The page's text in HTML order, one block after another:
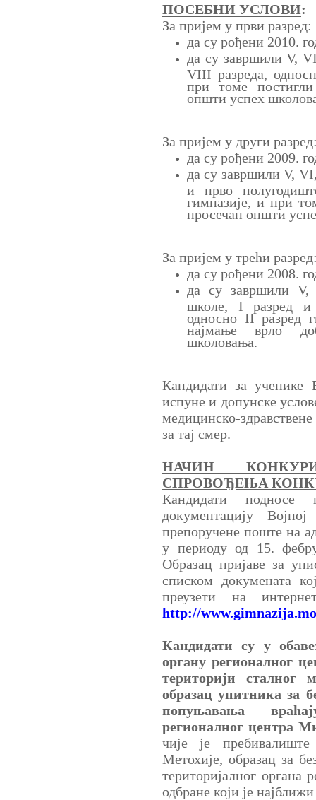
ПОСЕБНИ УСЛОВИ:
За пријем у први разред:
да су рођени 2010.
да су завршили V,
VIII разреда,
при томе
општи успех
За пријем у други
да су рођени 2009.
да су завршили V,
и прво
гимназије, и при
просечан општи
За пријем у трећи
да су рођени 2008.
да су завршили
школе, I разред и
односно II разред
најмање врло
школовања.
Кандидати за ученике
испуне и допунске
медицинско-
за тај смер.
НАЧИН
СПРОВОЂЕЊА
Кандидати
документацију
препоручене поште на
у периоду од 15.
Образац пријаве за
списком докумената
преузети на
http://
Кандидати су у
органу регионалног
територији сталног
образац упитника за
попуњавања
регионалног центра
чије је
Метохије, образац за
територијалног органа
одбране који је